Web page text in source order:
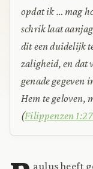
opdat ik … mag
schrik laat
dit een duidelijk
zaligheid, en dat
genade gegeven
Hem te geloven,
(Filippenzen
aulus heeft